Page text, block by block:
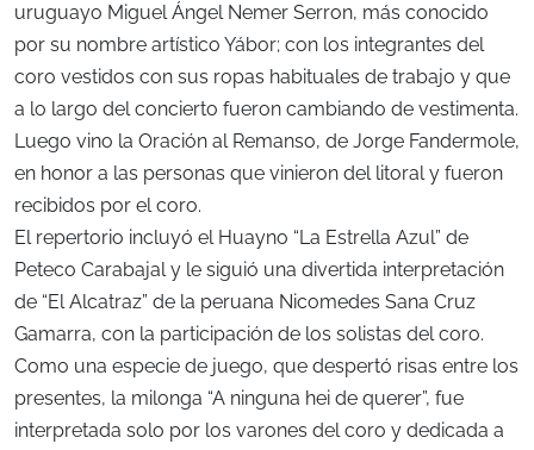
uruguayo Miguel Ángel Nemer Serron, más conocido
por su nombre artístico Yábor; con los integrantes del
coro vestidos con sus ropas habituales de trabajo y que
a lo largo del concierto fueron cambiando de vestimenta.
Luego vino la Oración al Remanso, de Jorge Fandermole,
en honor a las personas que vinieron del litoral y fueron
recibidos por el coro.
El repertorio incluyó el Huayno “La Estrella Azul” de
Peteco Carabajal y le siguió una divertida interpretación
de “El Alcatraz” de la peruana Nicomedes Sana Cruz
Gamarra, con la participación de los solistas del coro.
Como una especie de juego, que despertó risas entre los
presentes, la milonga “A ninguna hei de querer”, fue
interpretada solo por los varones del coro y dedicada a